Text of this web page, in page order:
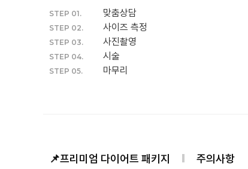
STEP 01. 맞춤상담
STEP 02. 사이즈 측정
STEP 03. 사진촬영
STEP 04. 시술
STEP 05. 마무리
📌프리미엄 다이어트 패키지 주의사항